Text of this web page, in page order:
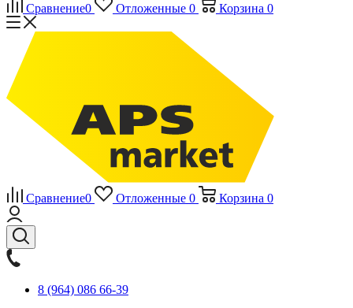
Сравнение0 Отложенные 0 Корзина 0
Сравнение0 Отложенные 0 Корзина 0
8 (964) 086 66-39